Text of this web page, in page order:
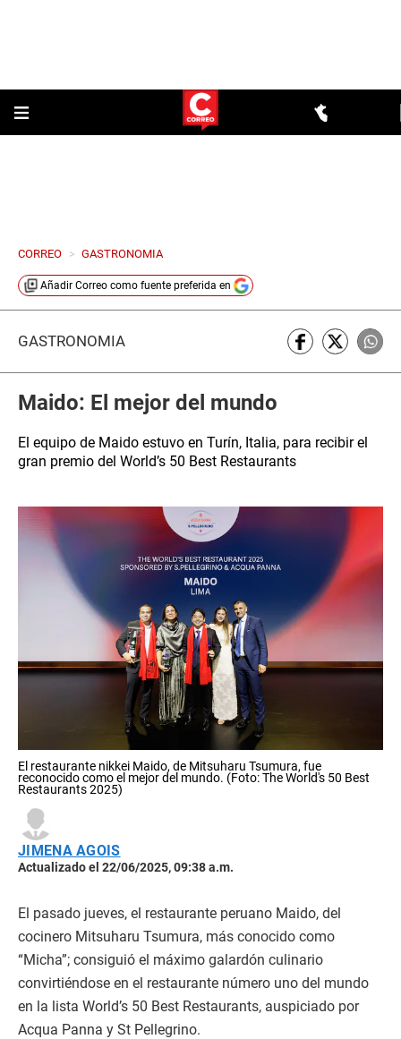
CORREO > GASTRONOMIA
Añadir Correo como fuente preferida en
GASTRONOMÍA
Maido: El mejor del mundo
El equipo de Maido estuvo en Turín, Italia, para recibir el
gran premio del World’s 50 Best Restaurants
El restaurante nikkei Maido, de Mitsuharu Tsumura, fue
reconocido como el mejor del mundo. (Foto: The World's 50 Best
Restaurants 2025)
JIMENA AGOIS
Actualizado el 22/06/2025, 09:38 a.m.
El pasado jueves, el restaurante peruano Maido, del
cocinero Mitsuharu Tsumura, más conocido como
“Micha”; consiguió el máximo galardón culinario
convirtiéndose en el restaurante número uno del mundo
en la lista World’s 50 Best Restaurants, auspiciado por
Acqua Panna y St Pellegrino.